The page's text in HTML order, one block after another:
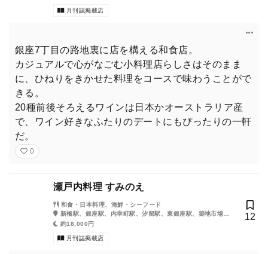
月刊誌掲載店
銀座7丁目の路地裏に店を構える和食店。
カジュアルで心がなごむ小料理店らしさはそのまま
に、ひねりをきかせた料理をコースで味わうことがで
きる。
20種前後そろえるワインは日本かオーストラリア産
で、ワイン好きなふたりのデートにもぴったりの一軒
だ。
0
瀬戸内料理 すみのえ
和食・日本料理、海鮮・シーフード
新橋駅、銀座駅、内幸町駅、汐留駅、東銀座駅、築地市場
駅、日比谷駅
約18,000円
月刊誌掲載店
12